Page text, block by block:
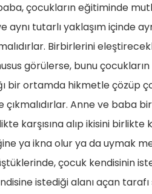
çocukların eğitiminde
aynı tutarlı yaklaşım içinde
Birbirlerini
görülerse, bunu
bir ortamda hikmetle çözüp
çıkmalıdırlar. Anne ve baba
karşısına alıp ikisini
ya ikna olur ya da uymak
çocuk kendisinin
istediği alanı açan